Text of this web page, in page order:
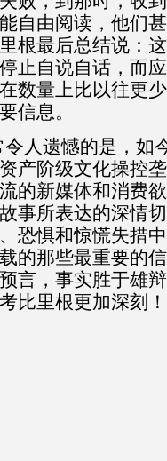
自由阅读，他们
里根最后总结说：
止自说自话，而
数量上比以往更
信息。
令人遗憾的是，如
产阶级文化操控
的新媒体和消费
事所表达的深情
恐惧和惊慌失措
的那些最重要的
言，事实胜于雄
比里根更加深刻！